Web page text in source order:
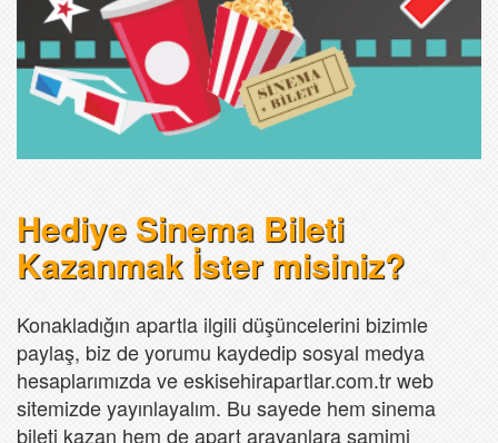
Hediye Sinema Bileti
Kazanmak İster misiniz?
Konakladığın apartla ilgili düşüncelerini bizimle
paylaş, biz de yorumu kaydedip sosyal medya
hesaplarımızda ve eskisehirapartlar.com.tr web
sitemizde yayınlayalım. Bu sayede hem sinema
bileti kazan hem de apart arayanlara samimi